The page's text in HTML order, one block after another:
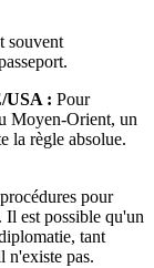
souvent
USA : Pour
Moyen-Orient, un
la règle absolue.
pour
est possible qu'un
tant
n'existe pas.